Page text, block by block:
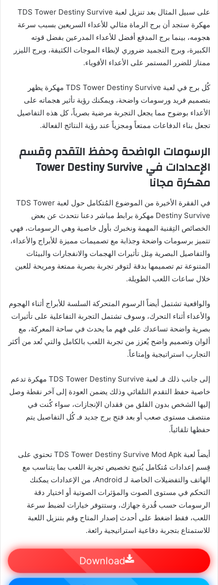
على سبيل المثال بعد تنزيل لعبة TDS Tower Destiny Survive
مهكرة ستجد أن برج الرماة مثالي للأعداء السريعين بسبب سرعة
هجومه، بينما برج المدفع أفضل للأعداء المدرعين بفضل قوته
الكبيرة، وبرج التجميد ضروري لإبطاء الموجات الكثيفة، وبرج الليزر
ممتاز للضرر المستمر على الأعداء الأقوياء.
كُل برج في لعبة TDS Tower Destiny Survive مهكرة يظهر
بتصميم فريد ورسومات واضحة، ويمكنك رؤية تأثير هجماته على
الأعداء بوضوح مما يجعل التجربة مرضية بصرياً، كل هذه التفاصيل
تجعل بناء الدفاعات ممتعاً ومجزياً عند رؤية النتائج الفعالة.
الرسومات الواضحة وحفظ التقدم وقسم
الإعدادات في Tower Destiny Survive
مهكرة مجانا
في الفقرة الأخيرة من الموضوع المُتكامل حول لعبة TDS Tower
Destiny Survive مهكرة برابط مباشر دعنا نتحدث عن بعض
الخصائص التِقنية المهمة ونخبرك بأول خاصية وهي الرسومات، فهي
تتميز برسومات واضحة وجذابة مع تصميمات مميزة للأبراج والأعداء،
والتفاصيل البصرية مِثل تأثيرات الهجمات والانفجارات والبيئات
المتنوعة تم تصميمها بدقة لتوفر تجربة بصرية ممتعة ومريحة للعين
خلال ساعات اللعب الطويلة.
والواقعية تشتمل أيضاً الرسوم المتحركة السلسة للأبراج أثناء الهجوم
والأعداء أثناء التحرك، وسوف تشتمل التجربة التفاعلية على تأثيرات
بصرية واضحة تساعدك على فهم ما يحدث في ساحة المعركة، مع
ألوان وتصميم واضح يُعزز من تجربة اللعب بالكامل والتي تُعد من أكثر
التجارب استراتيجية وإمتاعاً.
إلى جانب ذلك فـ لعبة TDS Tower Destiny Survive مهكرة تدعم
خاصية حفظ التقدم التلقائي وذلك يضمن العودة إلى آخر نقطة وصل
إليها الشخص بدون القلق من فقدان الإنجازات، سواء كُنت في
منتصف مستوى صعب أو بعد فتح برج جديد فـ كُل التفاصيل يتم
حفظها تلقائياً.
أيضاً لعبة TDS Tower Destiny Survive Mod Apk تحتوي على
قِسم إعدادات مُتكامل يُتيح تخصيص تجربة اللعب بما يتناسب مع
الهاتف والتفضيلات الخاصة لـ Android، من الإعدادات يمكنك
التحكم في مستوى الصوت والمؤثرات الصوتية أو اختيار دقة
الرسومات حسب قُدرة جهازك، وستتوفر خيارات لضبط سرعة
اللعب، فقط اضغط على أحدث إصدار المتاح وقم بتنزيل اللعبة
للاستمتاع بتجربة دفاعية استراتيجية رائعة.
Download